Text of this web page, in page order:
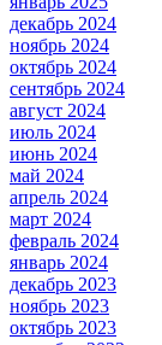
декабрь 2024
ноябрь 2024
октябрь 2024
сентябрь 2024
август 2024
июль 2024
июнь 2024
май 2024
апрель 2024
март 2024
февраль 2024
январь 2024
декабрь 2023
ноябрь 2023
октябрь 2023